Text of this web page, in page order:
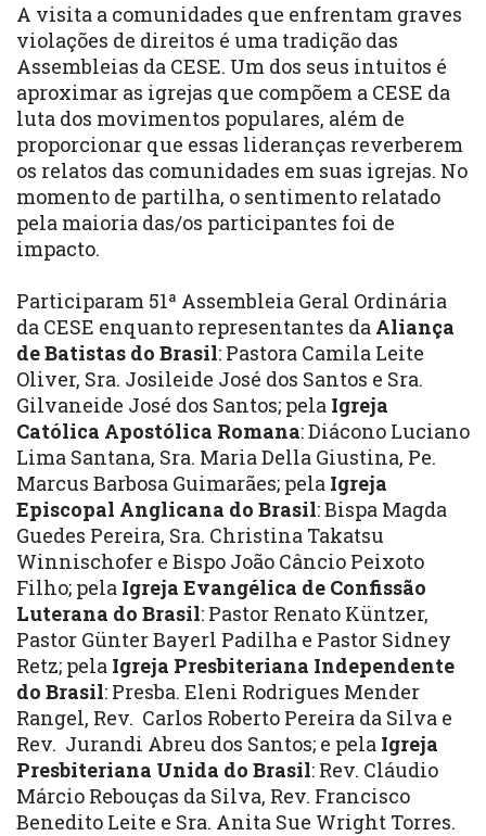
A visita a comunidades que enfrentam graves
violações de direitos é uma tradição das
Assembleias da CESE. Um dos seus intuitos é
aproximar as igrejas que compõem a CESE da
luta dos movimentos populares, além de
proporcionar que essas lideranças reverberem
os relatos das comunidades em suas igrejas. No
momento de partilha, o sentimento relatado
pela maioria das/os participantes foi de
impacto.
Participaram 51ª Assembleia Geral Ordinária
da CESE enquanto representantes da Aliança
de Batistas do Brasil: Pastora Camila Leite
Oliver, Sra. Josileide José dos Santos e Sra.
Gilvaneide José dos Santos; pela Igreja
Católica Apostólica Romana: Diácono Luciano
Lima Santana, Sra. Maria Della Giustina, Pe.
Marcus Barbosa Guimarães; pela Igreja
Episcopal Anglicana do Brasil: Bispa Magda
Guedes Pereira, Sra. Christina Takatsu
Winnischofer e Bispo João Câncio Peixoto
Filho; pela Igreja Evangélica de Confissão
Luterana do Brasil: Pastor Renato Küntzer,
Pastor Günter Bayerl Padilha e Pastor Sidney
Retz; pela Igreja Presbiteriana Independente
do Brasil: Presba. Eleni Rodrigues Mender
Rangel, Rev. Carlos Roberto Pereira da Silva e
Rev. Jurandi Abreu dos Santos; e pela Igreja
Presbiteriana Unida do Brasil: Rev. Cláudio
Márcio Rebouças da Silva, Rev. Francisco
Benedito Leite e Sra. Anita Sue Wright Torres.